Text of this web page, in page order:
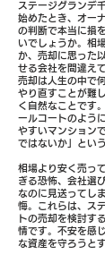
ステージグランデ
始めたとき、オー
の判断で本当に損
いでしょうか。相
か、売却に思った
せる会社を間違え
売却は人生の中で
やり直すことが難
く自然なことです
ールコートのよう
やすいマンション
ではないか」とい
相場より安く売っ
ぎる恐怖、会社選
なのに見送ってし
悔。これらは、ス
トの売却を検討す
情です。不安を感
な資産を守ろうと